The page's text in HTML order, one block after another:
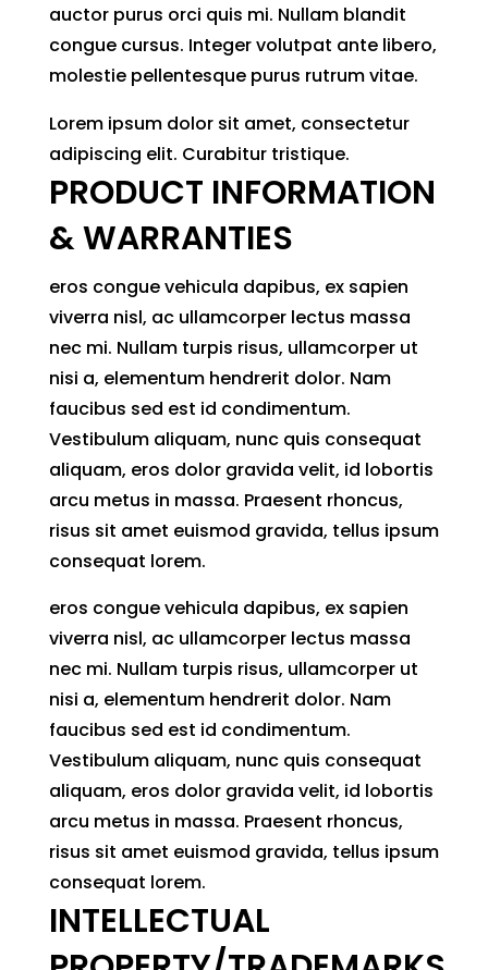
auctor purus orci quis mi. Nullam blandit
congue cursus. Integer volutpat ante libero,
molestie pellentesque purus rutrum vitae.
Lorem ipsum dolor sit amet, consectetur
adipiscing elit. Curabitur tristique.
PRODUCT INFORMATION
& WARRANTIES
eros congue vehicula dapibus, ex sapien
viverra nisl, ac ullamcorper lectus massa
nec mi. Nullam turpis risus, ullamcorper ut
nisi a, elementum hendrerit dolor. Nam
faucibus sed est id condimentum.
Vestibulum aliquam, nunc quis consequat
aliquam, eros dolor gravida velit, id lobortis
arcu metus in massa. Praesent rhoncus,
risus sit amet euismod gravida, tellus ipsum
consequat lorem.
eros congue vehicula dapibus, ex sapien
viverra nisl, ac ullamcorper lectus massa
nec mi. Nullam turpis risus, ullamcorper ut
nisi a, elementum hendrerit dolor. Nam
faucibus sed est id condimentum.
Vestibulum aliquam, nunc quis consequat
aliquam, eros dolor gravida velit, id lobortis
arcu metus in massa. Praesent rhoncus,
risus sit amet euismod gravida, tellus ipsum
consequat lorem.
INTELLECTUAL